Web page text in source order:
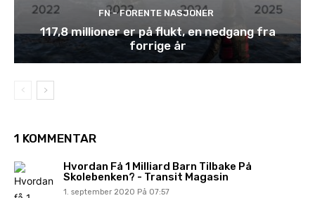
FN - FORENTE NASJONER
117,8 millioner er på flukt, en nedgang fra
forrige år
1 KOMMENTAR
Hvordan Få 1 Milliard Barn Tilbake På
Skolebenken? - Transit Magasin
1. september 2020 På 07:57